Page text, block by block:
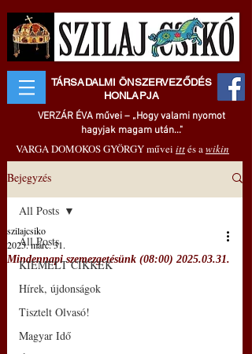
TÁRSADALMI ÖNSZERVEZŐDÉS
HONLAPJA
VERZÁR ÉVA művei – „Hogy valami nyomot
hagyjak magam után..."
VARGA DOMOKOS GYÖRGY művei ittés awikin
Bejegyzés
All Posts
KIEMELT CIKKEK
Hírek, újdonságok
Tisztelt Olvasó!
Magyar Idő
All Posts
Mindennapi szemezgetésünk (08:00) 2025.03.31.
szilajcsiko
2025. márc. 31.